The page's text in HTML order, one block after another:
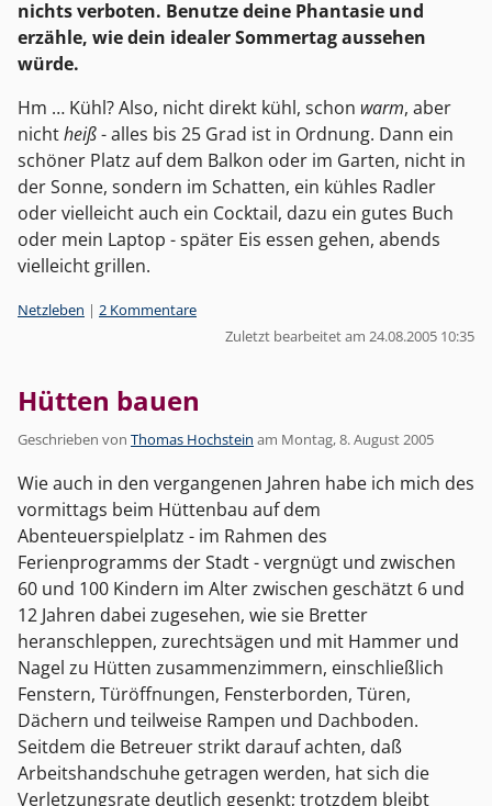
nichts verboten. Benutze deine Phantasie und
erzähle, wie dein idealer Sommertag aussehen
würde.
Hm … Kühl? Also, nicht direkt kühl, schon warm, aber
nichtheiß- alles bis 25 Grad ist in Ordnung. Dann ein
schöner Platz auf dem Balkon oder im Garten, nicht in
der Sonne, sondern im Schatten, ein kühles Radler
oder vielleicht auch ein Cocktail, dazu ein gutes Buch
oder mein Laptop - später Eis essen gehen, abends
vielleicht grillen.
Kategorien:
Netzleben | 2 Kommentare
Zuletzt bearbeitet am 24.08.2005 10:35
Hütten bauen
Geschrieben von Thomas Hochstein am Montag, 8. August 2005
Wie auch in den vergangenen Jahren habe ich mich des
vormittags beim Hüttenbau auf dem
Abenteuerspielplatz - im Rahmen des
Ferienprogramms der Stadt - vergnügt und zwischen
60 und 100 Kindern im Alter zwischen geschätzt 6 und
12 Jahren dabei zugesehen, wie sie Bretter
heranschleppen, zurechtsägen und mit Hammer und
Nagel zu Hütten zusammenzimmern, einschließlich
Fenstern, Türöffnungen, Fensterborden, Türen,
Dächern und teilweise Rampen und Dachboden.
Seitdem die Betreuer strikt darauf achten, daß
Arbeitshandschuhe getragen werden, hat sich die
Verletzungsrate deutlich gesenkt; trotzdem bleibt